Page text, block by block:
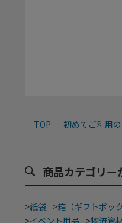
TOP 初めてご利用
商品カテゴリー
>紙袋 >箱（ギフトボック
>イベント用品 >物流資